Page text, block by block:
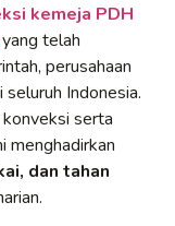
kemeja PDH
yang telah
perusahaan
Indonesia.
serta
menghadirkan
dan tahan